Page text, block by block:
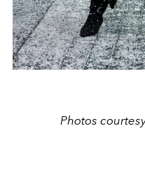
Photos